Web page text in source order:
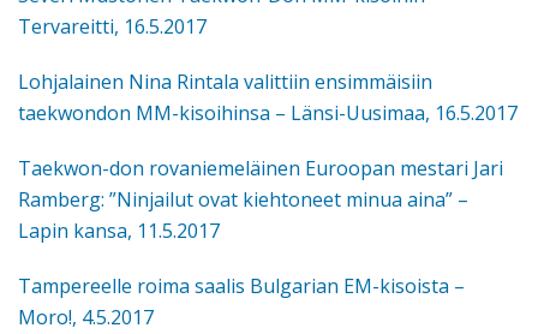
Tervareitti, 16.5.2017
Lohjalainen Nina Rintala valittiin ensimmäisiin
taekwondon MM-kisoihinsa – Länsi-Uusimaa, 16.5.2017
Taekwon-don rovaniemeläinen Euroopan mestari Jari
Ramberg: ”Ninjailut ovat kiehtoneet minua aina” –
Lapin kansa, 11.5.2017
Tampereelle roima saalis Bulgarian EM-kisoista –
Moro!, 4.5.2017